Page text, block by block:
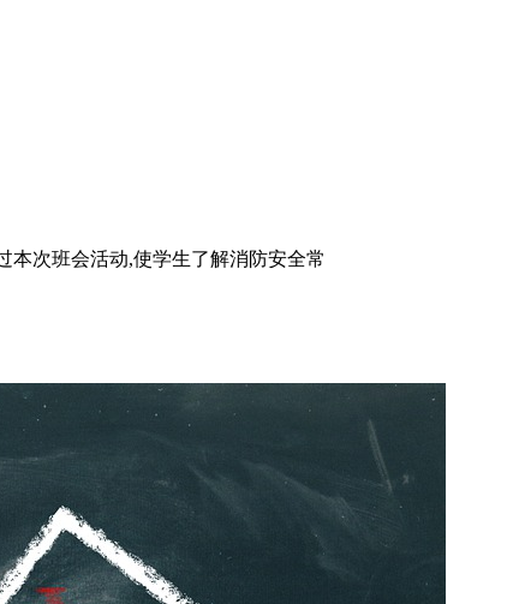
本次班会活动,使学生了解消防安全常